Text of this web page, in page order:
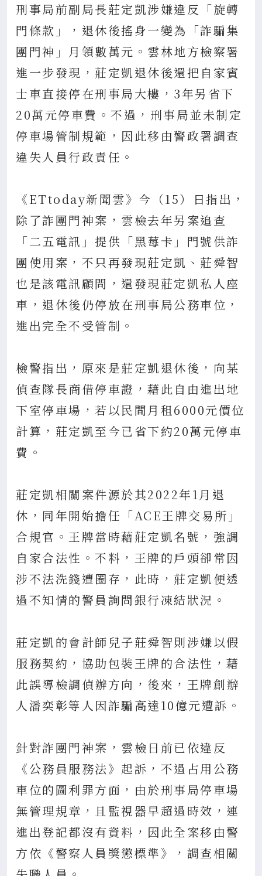
刑事局前副局長莊定凱涉嫌違反「旋轉
門條款」，退休後搖身一變為「詐騙集
團門神」月領數萬元。雲林地方檢察署
進一步發現，莊定凱退休後還把自家賓
士車直接停在刑事局大樓，3年另省下
20萬元停車費。不過，刑事局並未制定
停車場管制規範，因此移由警政署調查
違失人員行政責任。
《ETtoday新聞雲》今（15）日指出，
除了詐團門神案，雲檢去年另案追查
「二五電訊」提供「黑莓卡」門號供詐
團使用案，不只再發現莊定凱、莊舜智
也是該電訊顧問，還發現莊定凱私人座
車，退休後仍停放在刑事局公務車位，
進出完全不受管制。
檢警指出，原來是莊定凱退休後，向某
偵查隊長商借停車證，藉此自由進出地
下室停車場，若以民間月租6000元價位
計算，莊定凱至今已省下約20萬元停車
費。
莊定凱相關案件源於其2022年1月退
休，同年開始擔任「ACE王牌交易所」
合規官。王牌當時藉莊定凱名號，強調
自家合法性。不料，王牌的戶頭卻常因
涉不法洗錢遭圈存，此時，莊定凱便透
過不知情的警員詢問銀行凍結狀況。
莊定凱的會計師兒子莊舜智則涉嫌以假
服務契約，協助包裝王牌的合法性，藉
此誤導檢調偵辦方向，後來，王牌創辦
人潘奕彰等人因詐騙高達10億元遭訴。
針對詐團門神案，雲檢日前已依違反
《公務員服務法》起訴，不過占用公務
車位的圖利罪方面，由於刑事局停車場
無管理規章，且監視器早超過時效，連
進出登記都沒有資料，因此全案移由警
方依《警察人員獎懲標準》，調查相關